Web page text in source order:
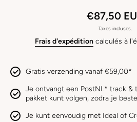
€87,50
Taxes incluses.
Frais d'expéditioncalculés à
Gratis verzending vanaf €59,00*
Je ontvangt een PostNL* track &
pakket kunt volgen, zodra je
Je kunt eenvoudig met Ideal of